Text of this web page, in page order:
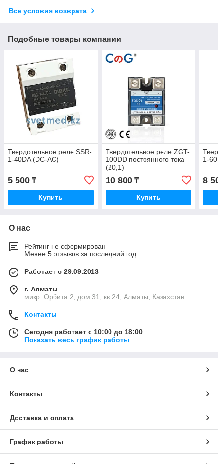
Все условия возврата
Подобные товары компании
Твердотельное реле SSR-
1-40DA (DC-AC)
5 500 ₸
Купить
Твердотельное реле ZGT-
100DD постоянного тока
(20,1)
10 800₸
Купить
1-
8
О нас
Рейтинг не сформирован
Менее 5 отзывов за последний год
Работает с 29.09.2013
г. Алматы
микр. Орбита 2, дом 31, кв.24, Алматы, Казахстан
Контакты
Сегодня работает с 10:00 до 18:00
Показать весь график работы
О нас
Контакты
Доставка и оплата
График работы